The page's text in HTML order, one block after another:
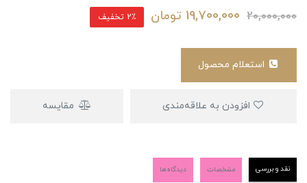
20,000,000
19,700,000 تومان 2٪ تخفیف
مقایسه
نقد و بررسی مشخصات دیدگاه‌ها